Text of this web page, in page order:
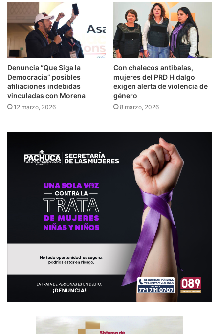
Denuncia “Que Siga la
Democracia” posibles
afiliaciones indebidas
vinculadas con Morena
12 marzo, 2026
Con chalecos antibalas,
mujeres del PRD Hidalgo
exigen alerta de violencia de
género
8 marzo, 2026